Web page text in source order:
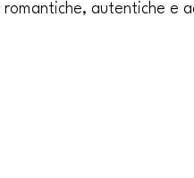
autentiche e